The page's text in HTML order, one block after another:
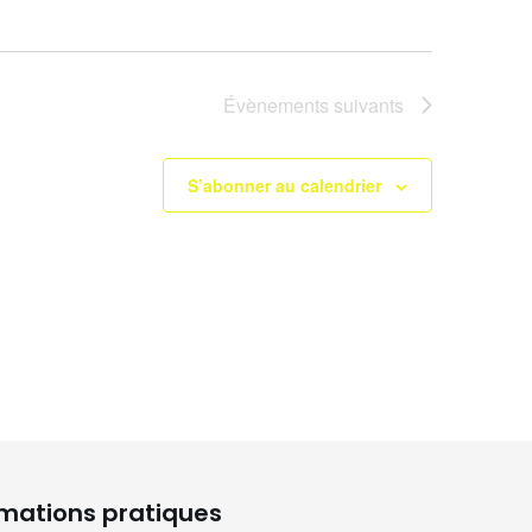
Évènements suivants
S’abonner au calendrier
pratiques